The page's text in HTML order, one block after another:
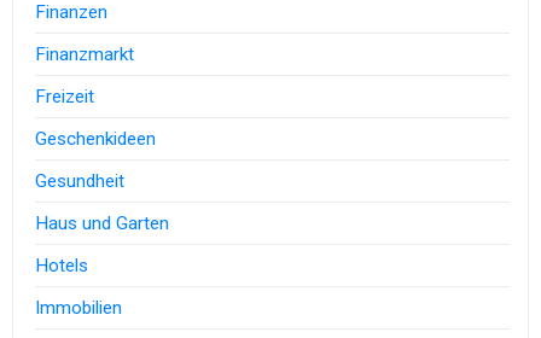
Finanzen
Finanzmarkt
Freizeit
Geschenkideen
Gesundheit
Haus und Garten
Hotels
Immobilien